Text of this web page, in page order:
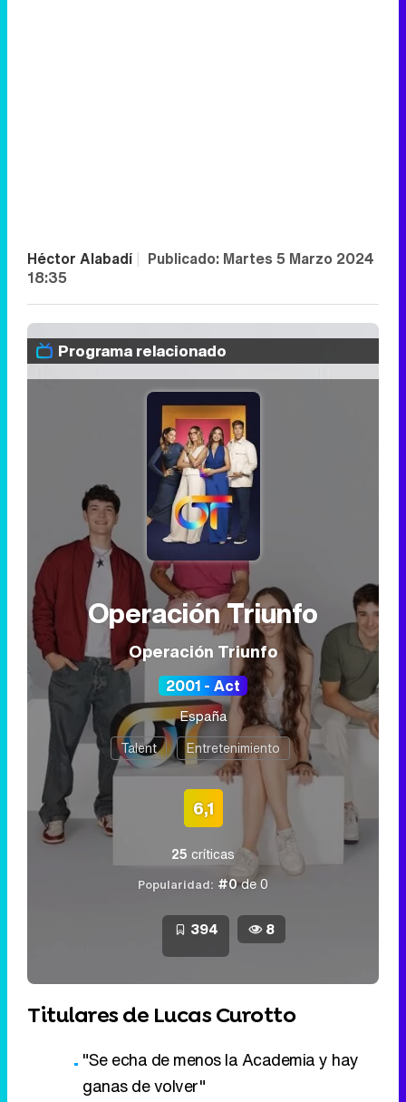
Héctor Alabadí | Publicado: Martes 5 Marzo 2024
18:35
Programa relacionado
Operación Triunfo
Operación Triunfo
2001 - Act
España
Talent Entretenimiento
6,1
25 críticas
Popularidad: #0de 0
394 8
Titulares de Lucas Curotto
"Se echa de menos la Academia y hay
ganas de volver"